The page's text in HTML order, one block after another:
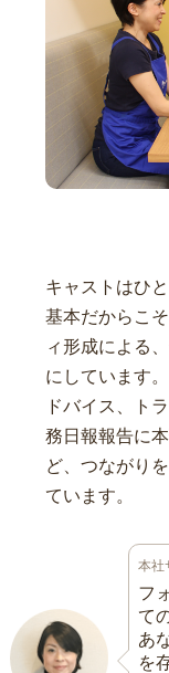
キャストはひ
基本だからこ
ィ形成による
にしています
ドバイス、ト
務日報報告に
ど、つながり
ています。
本社
フ
て
あ
を